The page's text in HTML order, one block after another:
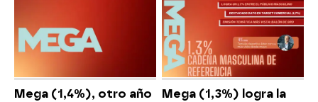
Mega (1,4%), otro año
Mega (1,3%) logra la